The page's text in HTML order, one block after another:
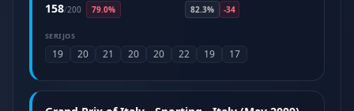
158/200 79.0%
82.3%
-34
SERIJOS
19 20 21 20 20 22 19 17